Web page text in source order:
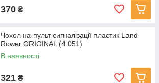
370 ₴
Чохол на пульт сигналізації пластик Land
Rower ORIGINAL (4 051)
В наявності
321 ₴